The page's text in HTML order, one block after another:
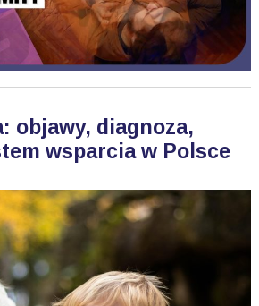
objawy, diagnoza,
wsparcia w Polsce